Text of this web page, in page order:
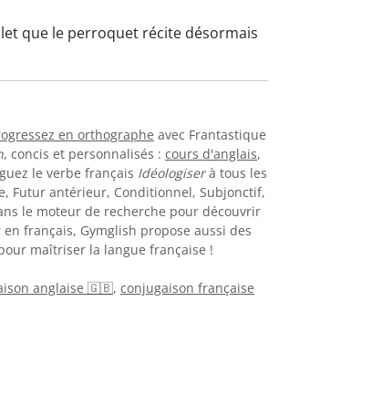
que le perroquet récite désormais
en orthographe avec Frantastique
, concis et personnalisés : cours d'anglais,
le verbe français Idéologiserà tous les
Futur antérieur, Conditionnel, Subjonctif,
le moteur de recherche pour découvrir
français, Gymglish propose aussi des
maîtriser la langue française !
anglaise 🇬🇧, conjugaison française